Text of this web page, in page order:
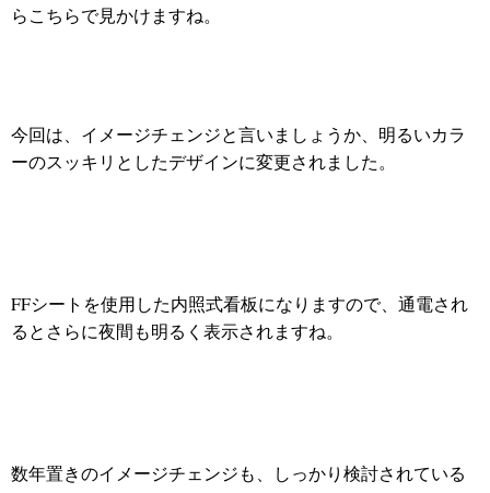
らこちらで見かけますね。
今回は、イメージチェンジと言いましょうか、明るいカラ
ーのスッキリとしたデザインに変更されました。
FFシートを使用した内照式看板になりますので、通電され
るとさらに夜間も明るく表示されますね。
数年置きのイメージチェンジも、しっかり検討されている